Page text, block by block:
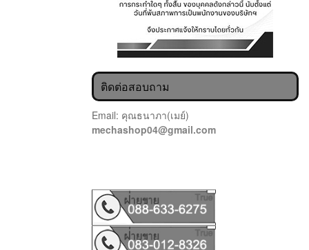
ติดต่อสอบถาม
Email: คุณธนาภา(เมย์)
mechashop04@gmail.com